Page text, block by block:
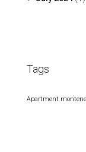
Tags
Apartment